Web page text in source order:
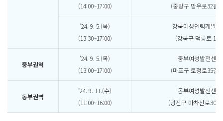
(14:00~17:00)
(중랑구 망우로32길
’24. 9. 5.(목)
(13:30~17:00)
강북여성인력개발센
(강북구 덕릉로
중부권역
’24. 9. 5.(목)
(13:00~17:00)
중부여성발전센터
(마포구 토정로35길
동부권역
’24. 9. 11.(수)
(11:00~16:00)
동부여성발전센터
(광진구 아차산로30길